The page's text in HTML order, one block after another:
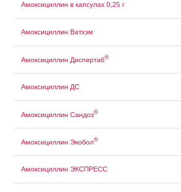
Амоксициллин в капсулах 0,25 г
Амоксициллин Ватхэм
Амоксициллин Диспертаб®
Амоксициллин ДС
Амоксициллин Сандоз®
Амоксициллин Экобол®
Амоксициллин ЭКСПРЕСС